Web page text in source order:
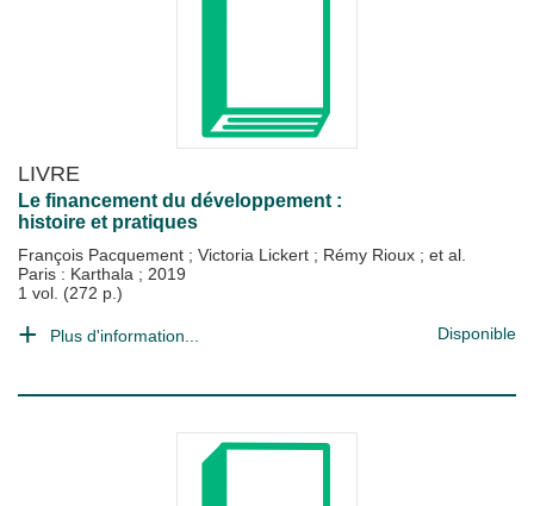
LIVRE
Le financement du développement :
histoire et pratiques
François Pacquement ; Victoria Lickert ; Rémy Rioux ; et al.
Paris : Karthala ; 2019
1 vol. (272 p.)
Plus d'information... Disponible